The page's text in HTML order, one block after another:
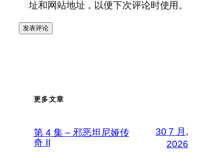
址和网站地址，以便下次评论时使用。
更多文章
第 4 集 – 邪恶坦尼娅传
奇 II
30 7 月,
2026